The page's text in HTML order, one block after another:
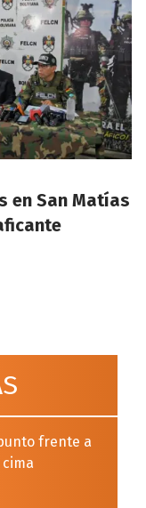
en San Matías
frente a